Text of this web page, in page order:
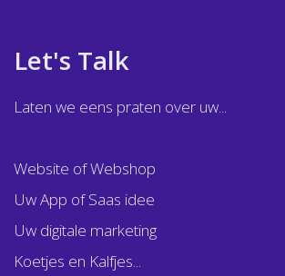
Let's Talk
Laten we eens praten over uw...
Website of Webshop
Uw App of Saas idee
Uw digitale marketing
Koetjes en Kalfjes...